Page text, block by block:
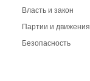
Власть и закон
Партии и движения
Безопасность